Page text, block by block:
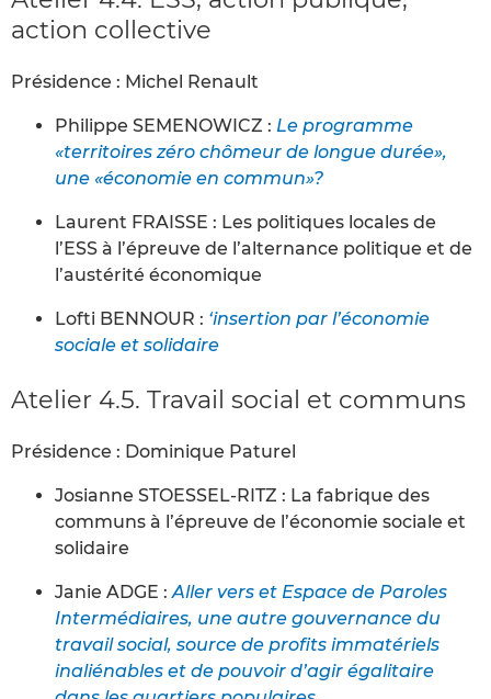
action collective
Présidence : Michel Renault
Philippe SEMENOWICZ : Le programme
«territoires zéro chômeur de longue durée»,
une «économie en commun»?
Laurent FRAISSE : Les politiques locales de
l’ESS à l’épreuve de l’alternance politique et de
l’austérité économique
Lofti BENNOUR : ‘insertion par l’économie
sociale et solidaire
Atelier 4.5. Travail social et communs
Présidence : Dominique Paturel
Josianne STOESSEL-RITZ : La fabrique des
communs à l’épreuve de l’économie sociale et
solidaire
Janie ADGE :Aller vers et Espace de Paroles
Intermédiaires, une autre gouvernance du
travail social, source de profits immatériels
inaliénables et de pouvoir d’agir égalitaire